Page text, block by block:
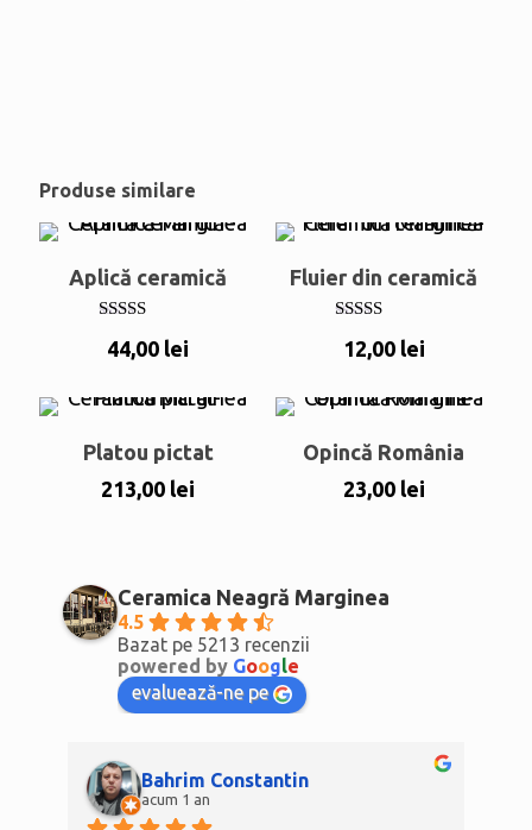
Produse similare
Aplică ceramică
Evaluat la
5.00
44,00 lei
Fluier din ceramică
Evaluat la
5.00
12,00 lei
Platou pictat
213,00 lei
Opincă România
23,00 lei
Ceramica Neagră Marginea
4.5
Bazat pe 5213 recenzii
powered by Google
evaluează-ne pe
Bahrim Constantin
acum 1 an